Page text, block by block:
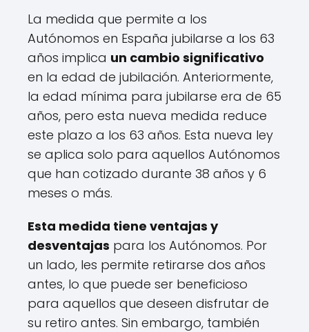
La medida que permite a los
Autónomos en España jubilarse a los 63
años implica un cambio significativo
en la edad de jubilación. Anteriormente,
la edad mínima para jubilarse era de 65
años, pero esta nueva medida reduce
este plazo a los 63 años. Esta nueva ley
se aplica solo para aquellos Autónomos
que han cotizado durante 38 años y 6
meses o más.
Esta medida tiene ventajas y
desventajas para los Autónomos. Por
un lado, les permite retirarse dos años
antes, lo que puede ser beneficioso
para aquellos que deseen disfrutar de
su retiro antes. Sin embargo, también